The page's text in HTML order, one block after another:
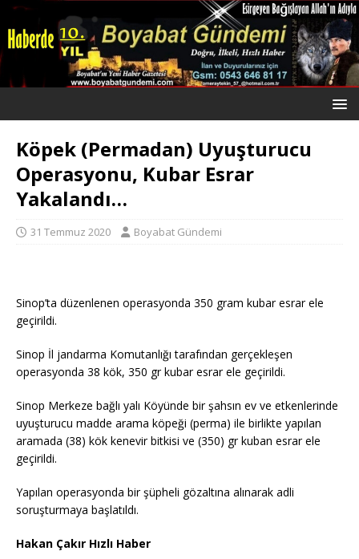
Köpek (Permadan) Uyuşturucu
Operasyonu, Kubar Esrar
Yakalandı…
31 Temmuz 2020 Boyabat Gündemi
Sinop’ta düzenlenen operasyonda 350 gram kubar esrar ele
geçirildi.
Sinop İl jandarma Komutanlığı tarafından gerçekleşen
operasyonda 38 kök, 350 gr kubar esrar ele geçirildi.
Sinop Merkeze bağlı yalı Köyünde bir şahsın ev ve etkenlerinde
uyuşturucu madde arama köpeği (perma) ile birlikte yapılan
aramada (38) kök kenevir bitkisi ve (350) gr kuban esrar ele
geçirildi.
Yapılan operasyonda bir şüpheli gözaltına alınarak adli
soruşturmaya başlatıldı.
Hakan Çakır Hızlı Haber